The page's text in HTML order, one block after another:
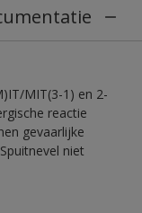
MIT(3-1) en 2-
reactie
gevaarlijke
niet